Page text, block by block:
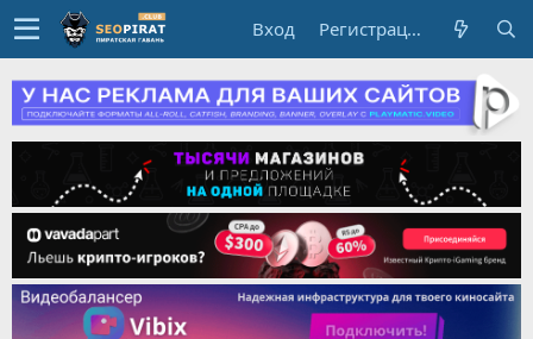
Вход Регистрация